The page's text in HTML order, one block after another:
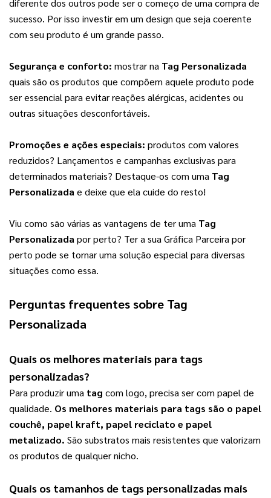
diferente dos outros pode ser o começo de uma compra de
sucesso. Por isso investir em um design que seja coerente
com seu produto é um grande passo.
Segurança e conforto: mostrar na Tag Personalizada
quais são os produtos que compõem aquele produto pode
ser essencial para evitar reações alérgicas, acidentes ou
outras situações desconfortáveis.
Promoções e ações especiais: produtos com valores
reduzidos? Lançamentos e campanhas exclusivas para
determinados materiais? Destaque-os com uma Tag
Personalizada e deixe que ela cuide do resto!
Viu como são várias as vantagens de ter uma Tag
Personalizada por perto? Ter a sua Gráfica Parceira por
perto pode se tornar uma solução especial para diversas
situações como essa.
Perguntas frequentes sobre Tag
Personalizada
Quais os melhores materiais para tags
personalizadas?
Para produzir uma tag com logo, precisa ser com papel de
qualidade. Os melhores materiais para tags são o papel
couchê, papel kraft, papel reciclato e papel
metalizado. São substratos mais resistentes que valorizam
os produtos de qualquer nicho.
Quais os tamanhos de tags personalizadas mais